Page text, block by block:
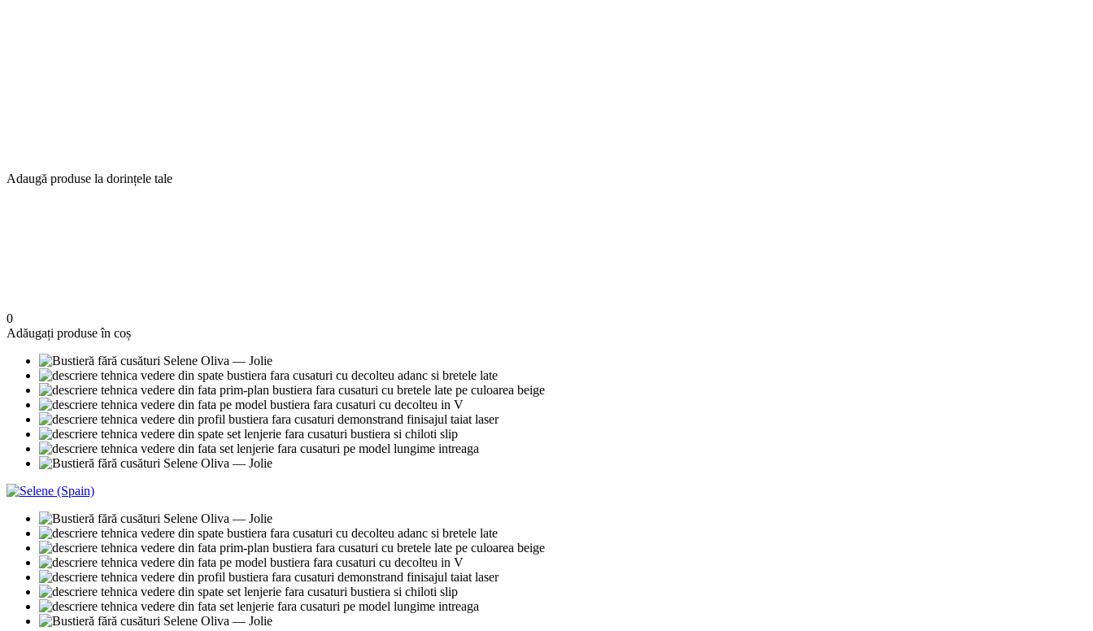
Adaugă produse la dorințele tale
0
Adăugați produse în coș